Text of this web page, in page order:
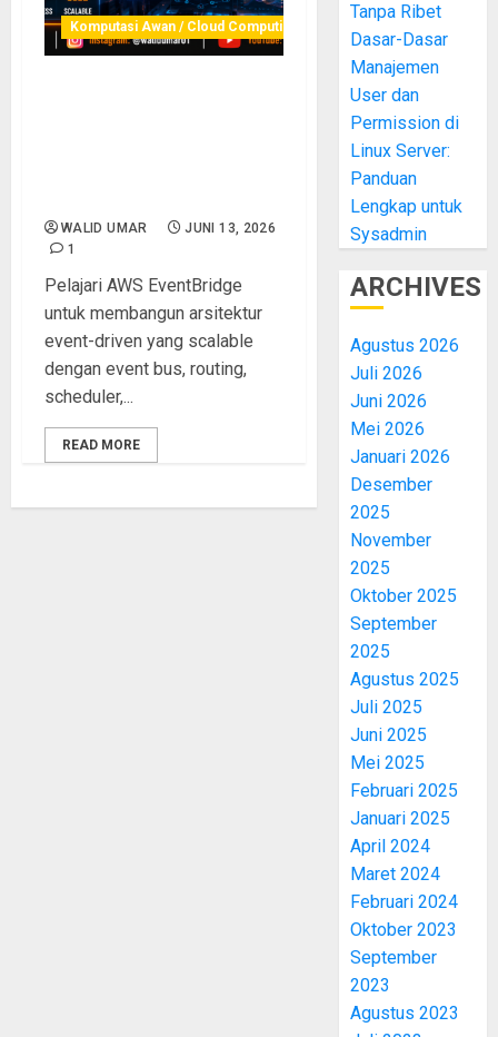
Komputasi Awan / Cloud Computing
WALID UMAR
JUNI 13, 2026
1
Pelajari AWS EventBridge
untuk membangun arsitektur
event-driven yang scalable
dengan event bus, routing,
scheduler,...
READ MORE
Tanpa Ribet
Dasar-Dasar
Manajemen
User dan
Permission di
Linux Server:
Panduan
Lengkap untuk
Sysadmin
ARCHIVES
Agustus 2026
Juli 2026
Juni 2026
Mei 2026
Januari 2026
Desember
2025
November
2025
Oktober 2025
September
2025
Agustus 2025
Juli 2025
Juni 2025
Mei 2025
Februari 2025
Januari 2025
April 2024
Maret 2024
Februari 2024
Oktober 2023
September
2023
Agustus 2023